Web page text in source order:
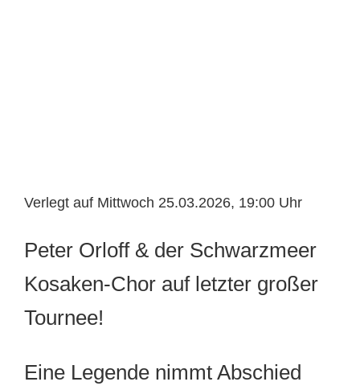
Verlegt auf Mittwoch 25.03.2026, 19:00 Uhr
Peter Orloff & der Schwarzmeer
Kosaken-Chor auf letzter großer
Tournee!
Eine Legende nimmt Abschied